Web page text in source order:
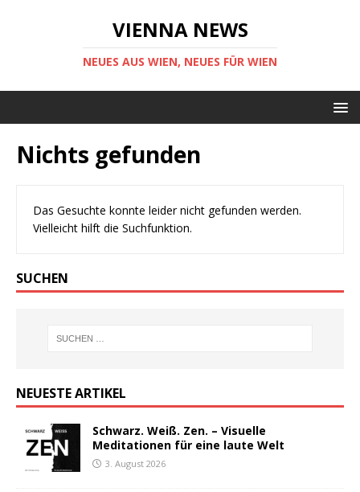
VIENNA NEWS
NEUES AUS WIEN, NEUES FÜR WIEN
Nichts gefunden
Das Gesuchte konnte leider nicht gefunden werden.
Vielleicht hilft die Suchfunktion.
SUCHEN
NEUESTE ARTIKEL
Schwarz. Weiß. Zen. – Visuelle
Meditationen für eine laute Welt
3. August 2026